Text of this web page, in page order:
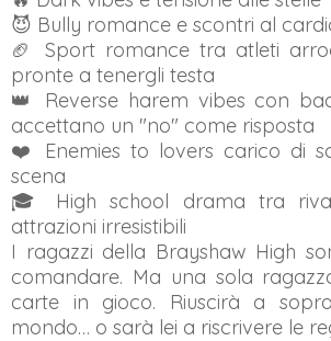
😈 Bully romance e scontri al
🏈 Sport romance tra atleti
pronte a tenergli testa
👑 Reverse harem vibes con
accettano un "no" come risposta
❤️ Enemies to lovers carico di
scena
🎓 High school drama tra
attrazioni irresistibili
I ragazzi della Brayshaw High
comandare. Ma una sola
carte in gioco. Riuscirà a
mondo… o sarà lei a riscrivere le